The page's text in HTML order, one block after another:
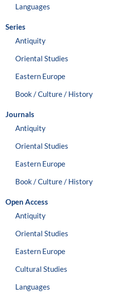
Languages
Series
Antiquity
Oriental Studies
Eastern Europe
Book / Culture / History
Journals
Antiquity
Oriental Studies
Eastern Europe
Book / Culture / History
Open Access
Antiquity
Oriental Studies
Eastern Europe
Cultural Studies
Languages